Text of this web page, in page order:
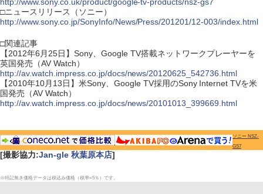
□ニュースリリース（ソニー）
http://www.sony.co.jp/SonyInfo/News/Press/201201/12-003/index.html
□関連記事
【2012年6月25日】Sony、Google TV搭載ネットワークプレーヤーを
英国発売（AV Watch）
http://av.watch.impress.co.jp/docs/news/20120625_542736.html
【2010年10月13日】米Sony、Google TV採用のSony Internet TVを米
国発売（AV Watch）
http://av.watch.impress.co.jp/docs/news/20101013_399669.html
ソニー NSZ-
GS7
[撮影協力:Jan-gle 秋葉原本店]
※特記無き価格データは税込み価格（税率=5％）です。